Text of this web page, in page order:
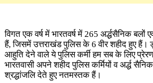
विगत एक वर्ष में भारतवर्ष में 265 अर्द्धसैनिक बलों
हैं, जिसमें उत्तराखंड पुलिस के 6 वीर शहीद हुए हैं।
आहुति देने वाले ये पुलिस कर्मी हम सब के लिए
भारतवासी अपने शहीद पुलिस कर्मियों व अर्द्ध
श्रद्धांजलि देते हुए नतमस्तक हैं।